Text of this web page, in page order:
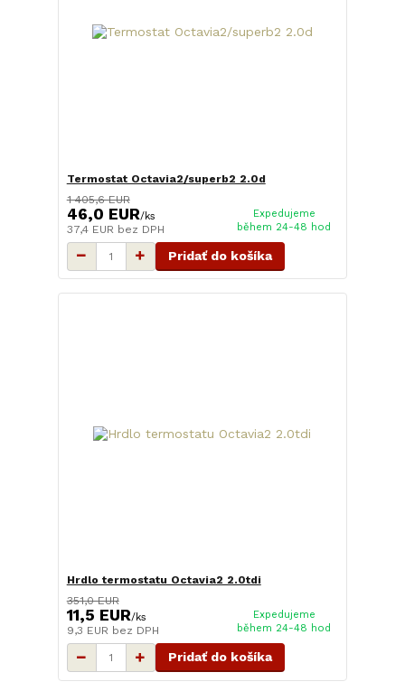
Termostat Octavia2/superb2 2.0d
1 405,6 EUR
46,0 EUR/ks
37,4 EUR bez DPH
Expedujeme
během 24-48 hod
Pridať do košíka
Hrdlo termostatu Octavia2 2.0tdi
351,0 EUR
11,5 EUR/ks
9,3 EUR bez DPH
Expedujeme
během 24-48 hod
Pridať do košíka